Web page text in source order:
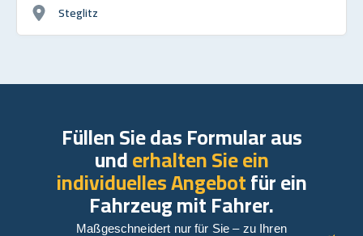
Steglitz
Füllen Sie das Formular aus
underhalten Sie ein
individuelles Angebotfür ein
Fahrzeug mit Fahrer.
Maßgeschneidert nur für Sie – zu Ihren